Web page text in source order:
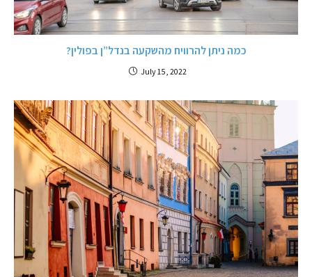
כמה ניתן להרוויח מהשקעה בנדל”ן בפולין?
July 15, 2022